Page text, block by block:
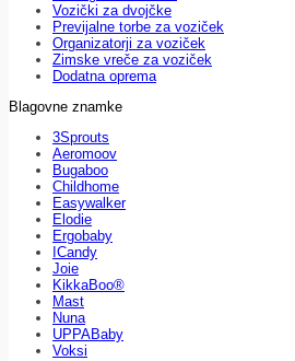
Vozički za dvojčke
Previjalne torbe za voziček
Organizatorji za voziček
Zimske vreče za voziček
Dodatna oprema
Blagovne znamke
3Sprouts
Aeromoov
Bugaboo
Childhome
Easywalker
Elodie
Ergobaby
ICandy
Joie
KikkaBoo®
Mast
Nuna
UPPABaby
Voksi